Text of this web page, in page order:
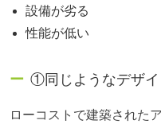
設備が劣る
性能が低い
①同じようなデザ
ローコストで建築された